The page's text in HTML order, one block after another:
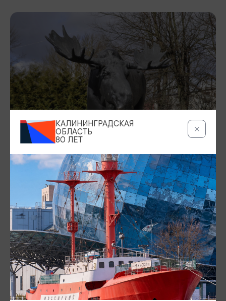
8. ДОМ КУЛЬТУРЫ «СОВЕТСКИЙ»
Красивое здание на Центральной площади было
построено в 1868 году как здание суда, в советское
время здесь располагался Дом культуры ЦБЗ, позже в
здании арендовали помещения разные секции и
кружки.
Адрес: ул. Театральная, 1
9. ЗДАНИЕ ГОРОДСКОЙ АДМИНИСТРАЦИИ
КАЛИНИНГРАДСКАЯ
ОБЛАСТЬ
80 ЛЕТ